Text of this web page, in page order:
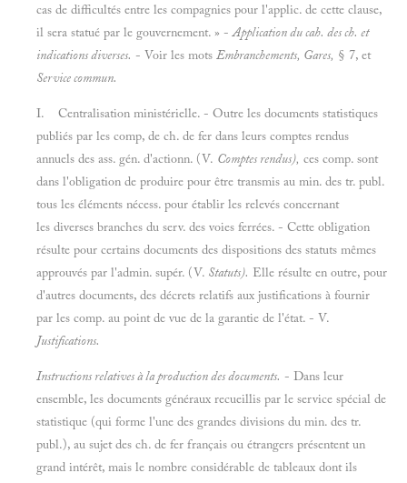
cas de difficultés entre les compagnies pour l'applic. de cette clause,
il sera statué par le gouvernement. » -Application du cah. des ch. et
indications diverses. - Voir les mots Embranchements, Gares, § 7, et
Service commun.
I. Centralisation ministérielle. - Outre les documents statistiques
publiés par les comp, de ch. de fer dans leurs comptes rendus
annuels des ass. gén. d'actionn. (V. Comptes rendus), ces comp. sont
dans l'obligation de produire pour être transmis au min. des tr. publ.
tous les éléments nécess. pour établir les relevés concernant
les diverses branches du serv. des voies ferrées. - Cette obligation
résulte pour certains documents des dispositions des statuts mêmes
approuvés par l'admin. supér. (V. Statuts). Elle résulte en outre, pour
d'autres documents, des décrets relatifs aux justifications à fournir
par les comp. au point de vue de la garantie de l'état. - V.
Justifications.
Instructions relatives à la production des documents. - Dans leur
ensemble, les documents généraux recueillis par le service spécial de
statistique (qui forme l'une des grandes divisions du min. des tr.
publ.), au sujet des ch. de fer français ou étrangers présentent un
grand intérêt, mais le nombre considérable de tableaux dont ils